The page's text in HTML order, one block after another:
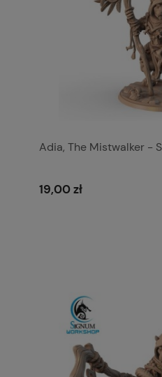
Adia, The Mistwalker -
19,00 zł